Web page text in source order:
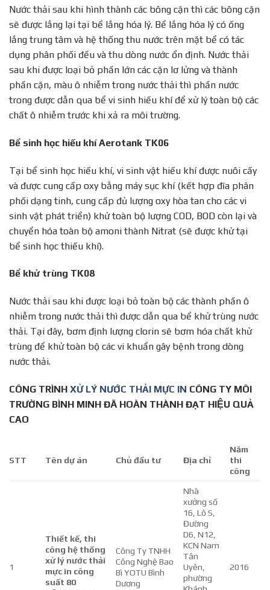
Nước thải sau khi hình thành các bông cặn thì các bông cặn
sẽ được lắng lại tại bể lắng hóa lý. Bể lắng hóa lý có ống
lắng trung tâm và hệ thống thu nước trên mặt bể có tác
dụng phân phối đều và thu dòng nước ổn định. Nước thải
sau khi được loại bỏ phần lớn các cặn lơ lửng và thành
phần cặn, màu ô nhiễm trong nước thải thì phần nước
trong được dẫn qua bể vi sinh hiếu khí để xử lý toàn bộ các
chất ô nhiễm trước khi xả ra môi trường.
Bể sinh học hiếu khí Aerotank TK06
Tại bể sinh học hiếu khí, vi sinh vật hiếu khí được nuôi cấy
và được cung cấp oxy bằng máy sục khí (kết hợp đĩa phân
phối dạng tinh, cung cấp đủ lượng oxy hòa tan cho các vi
sinh vật phát triển) khử toàn bộ lượng COD, BOD còn lại và
chuyển hóa toàn bộ amoni thành Nitrat (sẽ được khử tại
bể sinh học thiếu khí).
Bể khử trùng TK08
Nước thải sau khi được loại bỏ toàn bộ các thành phần ô
nhiễm trong nước thải thì được dẫn qua bể khử trùng nước
thải. Tại đây, bơm định lượng clorin sẽ bơm hóa chất khử
trùng để khử toàn bộ các vi khuẩn gây bệnh trong dòng
nước thải.
CÔNG TRÌNH XỬ LÝ NƯỚC THẢI MỰC IN CÔNG TY MÔI
TRƯỜNG BÌNH MINH ĐÃ HOÀN THÀNH ĐẠT HIỆU QUẢ
CAO
STT Tên dự án Chủ đầu tư Địa chỉ
Năm
thi
công
1
Thiết kế, thi
công hệ thống
xử lý nước thải
mực in công
suất 80
Công Ty TNHH
Công Nghệ Bao
Bì YOTU Bình
Dương
Nhà
xưởng số
16, Lô S,
Đường
D6, N12,
KCN Nam
Tân
Uyên,
phường
2016